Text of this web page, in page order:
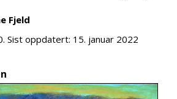
Fjeld
. Sist oppdatert: 15. januar 2022